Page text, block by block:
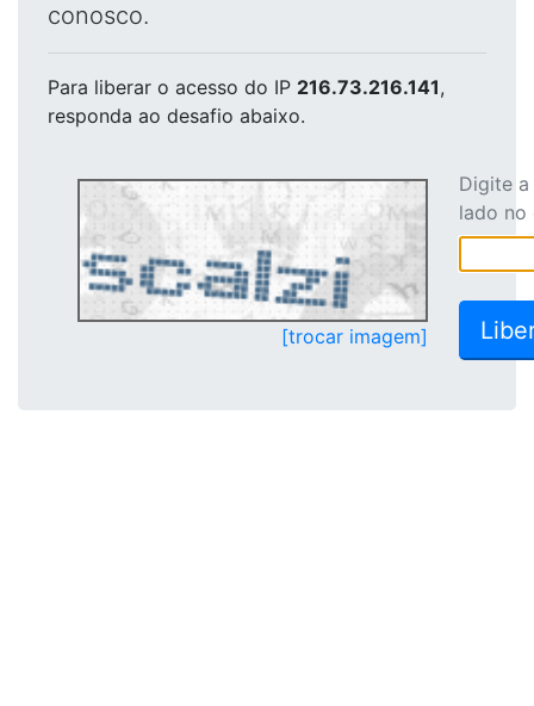
conosco.
Para liberar o acesso do IP 216.73.216.141,
responda ao desafio abaixo.
[trocar imagem]
Digite
lado no